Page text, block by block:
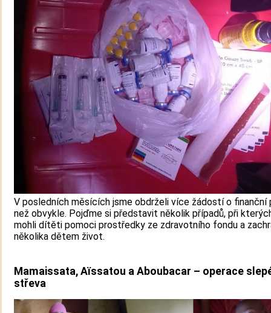
V posledních měsících jsme obdrželi více žádostí o finanční
než obvykle. Pojďme si představit několik případů, při
mohli dítěti pomoci prostředky ze zdravotního fondu a
několika dětem život.
Mamaissata, Aïssatou a Aboubacar – operace
střeva